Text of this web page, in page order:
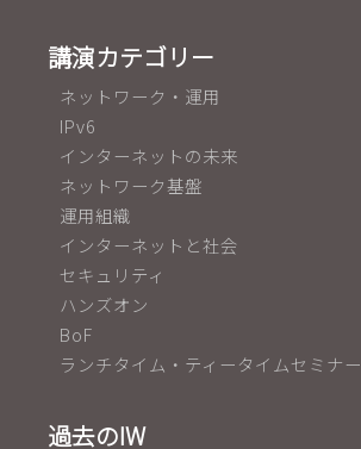
講演カテゴリー
ネットワーク・運用
IPv6
インターネットの未来
ネットワーク基盤
運用組織
インターネットと社会
セキュリティ
ハンズオン
BoF
ランチタイム・ティータイムセミナー
過去のIW